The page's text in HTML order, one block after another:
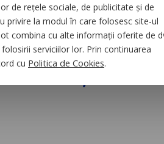
Zelio
de rețele sociale, de publicitate și de
privire la modul în care folosesc site-ul
combina cu alte informații oferite de
serviciilor lor. Prin continuarea
cu Politica de Cookies.